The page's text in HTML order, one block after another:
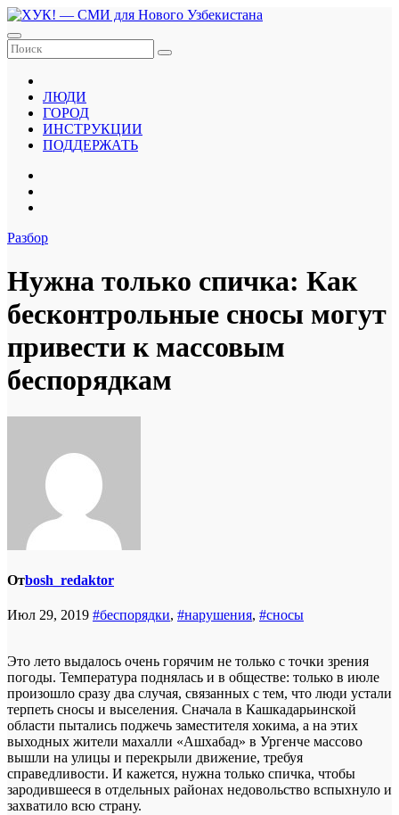
Перейти
к
содержанию
ЛЮДИ
ГОРОД
ИНСТРУКЦИИ
ПОДДЕРЖАТЬ
Разбор
Нужна только спичка: Как
бесконтрольные сносы могут
привести к массовым
беспорядкам
Отbosh_redaktor
Июл 29, 2019 #беспорядки, #нарушения, #сносы
Это лето выдалось очень горячим не только с точки зрения
погоды. Температура поднялась и в обществе: только в июле
произошло сразу два случая, связанных с тем, что люди устали
терпеть сносы и выселения. Сначала в Кашкадарьинской
области пытались поджечь заместителя хокима, а на этих
выходных жители махалли «Ашхабад» в Ургенче массово
вышли на улицы и перекрыли движение, требуя
справедливости. И кажется, нужна только спичка, чтобы
зародившееся в отдельных районах недовольство вспыхнуло и
захватило всю страну.